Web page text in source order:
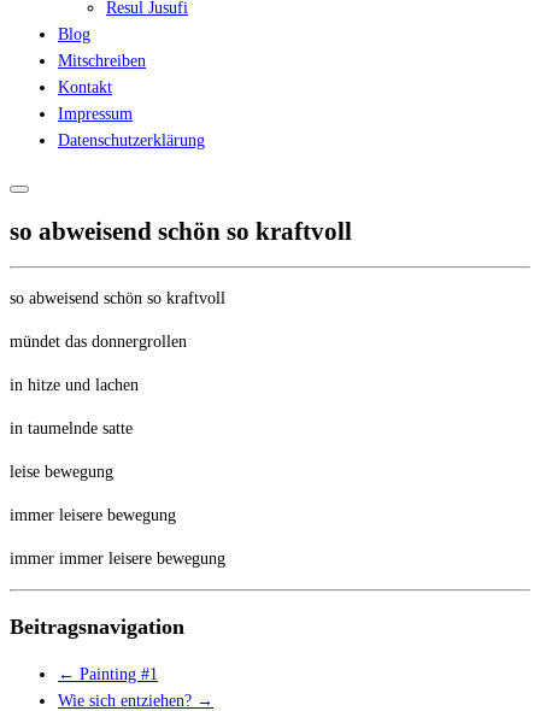
Resul Jusufi
Blog
Mitschreiben
Kontakt
Impressum
Datenschutzerklärung
so abweisend schön so kraftvoll
so abweisend schön so kraftvoll
mündet das donnergrollen
in hitze und lachen
in taumelnde satte
leise bewegung
immer leisere bewegung
immer immer leisere bewegung
Beitragsnavigation
← Painting #1
Wie sich entziehen? →